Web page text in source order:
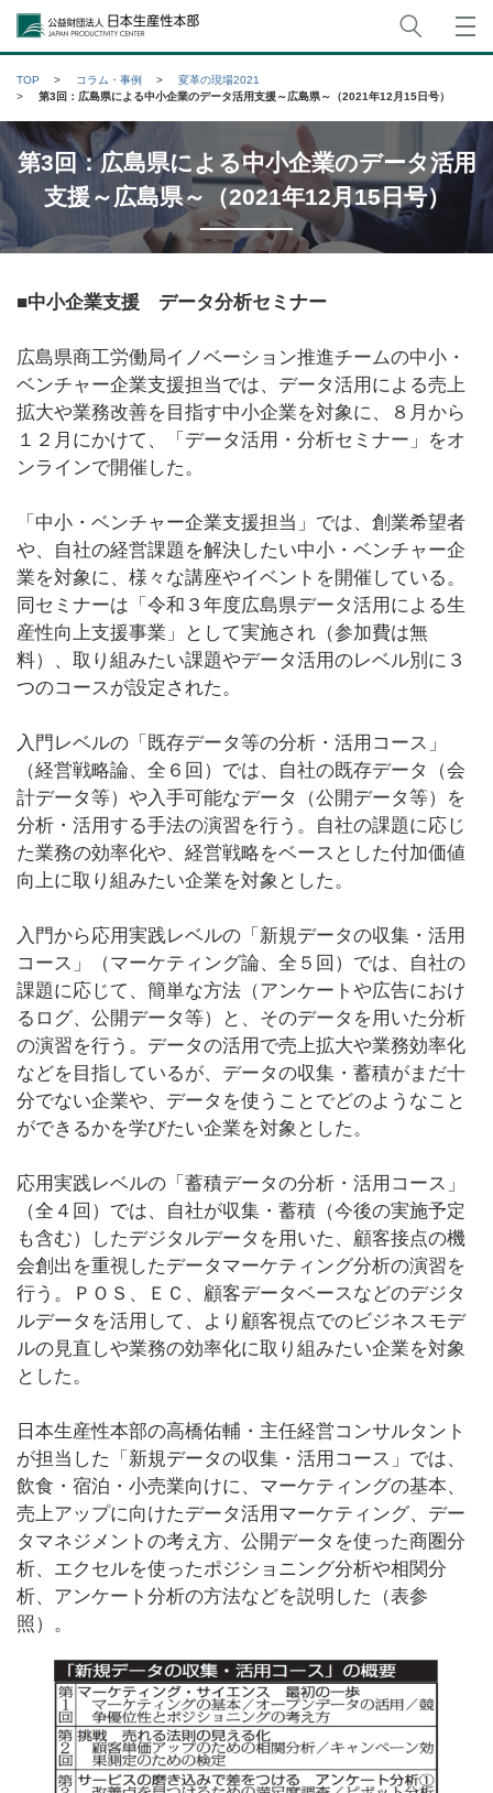
公益財団法人日本生産性本部
TOP コラム・事例
変革の現場2021
第3回：広島県による中小企業のデータ活用支援～広島県～（2021年12月15日号）
第3回：広島県による中小企業のデータ活用
支援～広島県～（2021年12月15日号）
■中小企業支援 データ分析セミナー
広島県商工労働局イノベーション推進チームの中小・
ベンチャー企業支援担当では、データ活用による売上
拡大や業務改善を目指す中小企業を対象に、８月から
１２月にかけて、「データ活用・分析セミナー」をオ
ンラインで開催した。
「中小・ベンチャー企業支援担当」では、創業希望者
や、自社の経営課題を解決したい中小・ベンチャー企
業を対象に、様々な講座やイベントを開催している。
同セミナーは「令和３年度広島県データ活用による生
産性向上支援事業」として実施され（参加費は無
料）、取り組みたい課題やデータ活用のレベル別に３
つのコースが設定された。
入門レベルの「既存データ等の分析・活用コース」
（経営戦略論、全６回）では、自社の既存データ（会
計データ等）や入手可能なデータ（公開データ等）を
分析・活用する手法の演習を行う。自社の課題に応じ
た業務の効率化や、経営戦略をベースとした付加価値
向上に取り組みたい企業を対象とした。
入門から応用実践レベルの「新規データの収集・活用
コース」（マーケティング論、全５回）では、自社の
課題に応じて、簡単な方法（アンケートや広告におけ
るログ、公開データ等）と、そのデータを用いた分析
の演習を行う。データの活用で売上拡大や業務効率化
などを目指しているが、データの収集・蓄積がまだ十
分でない企業や、データを使うことでどのようなこと
ができるかを学びたい企業を対象とした。
応用実践レベルの「蓄積データの分析・活用コース」
（全４回）では、自社が収集・蓄積（今後の実施予定
も含む）したデジタルデータを用いた、顧客接点の機
会創出を重視したデータマーケティング分析の演習を
行う。ＰＯＳ、ＥＣ、顧客データベースなどのデジタ
ルデータを活用して、より顧客視点でのビジネスモデ
ルの見直しや業務の効率化に取り組みたい企業を対象
とした。
日本生産性本部の高橋佑輔・主任経営コンサルタント
が担当した「新規データの収集・活用コース」では、
飲食・宿泊・小売業向けに、マーケティングの基本、
売上アップに向けたデータ活用マーケティング、デー
タマネジメントの考え方、公開データを使った商圏分
析、エクセルを使ったポジショニング分析や相関分
析、アンケート分析の方法などを説明した（表参
照）。